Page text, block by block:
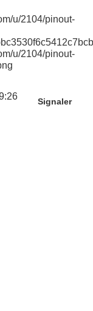
u/2104/pinout-
u/2104/pinout-
Signaler